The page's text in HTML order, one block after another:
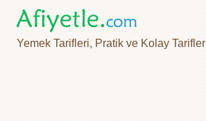
Yemek Tarifleri, Pratik ve Kolay Tarifler